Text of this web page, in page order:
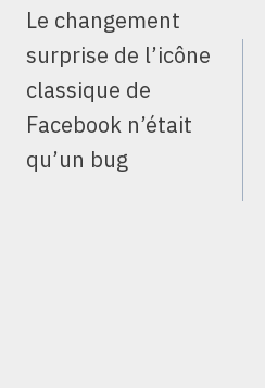
L’ARTICLE
Le changement
surprise de l’icône
classique de
Facebook n’était
qu’un bug